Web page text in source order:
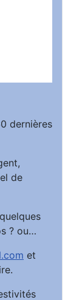
dernières
de
? ou…
et